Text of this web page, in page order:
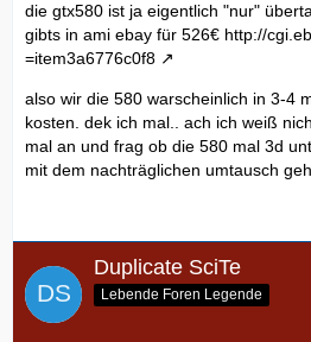
die gtx580 ist ja eigentlich "nur"
gibts in ami ebay für 526€ http://
=item3a6776c0f8
also wir die 580 warscheinlich in 3-4
kosten. dek ich mal.. ach ich weiß
mal an und frag ob die 580 mal 3d
mit dem nachträglichen umtausch
Duplicate SciTe
Lebende Foren Legende